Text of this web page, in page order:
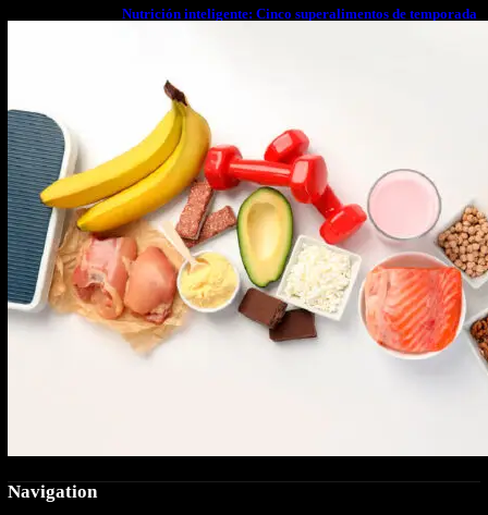
Nutrición inteligente: Cinco superalimentos de temporada
Navigation